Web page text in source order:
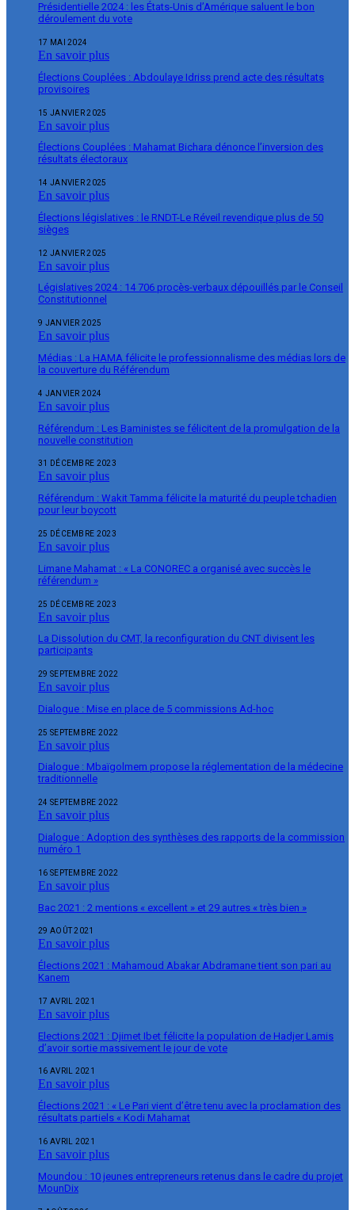
Présidentielle 2024 : les États-Unis d’Amérique saluent le bon
déroulement du vote
17 MAI 2024
En savoir plus
Élections Couplées : Abdoulaye Idriss prend acte des résultats
provisoires
15 JANVIER 2025
En savoir plus
Élections Couplées : Mahamat Bichara dénonce l’inversion des
résultats électoraux
14 JANVIER 2025
En savoir plus
Élections législatives : le RNDT-Le Réveil revendique plus de 50
sièges
12 JANVIER 2025
En savoir plus
Législatives 2024 : 14 706 procès-verbaux dépouillés par le Conseil
Constitutionnel
9 JANVIER 2025
En savoir plus
Médias : La HAMA félicite le professionnalisme des médias lors de
la couverture du Référendum
4 JANVIER 2024
En savoir plus
Référendum : Les Baministes se félicitent de la promulgation de la
nouvelle constitution
31 DÉCEMBRE 2023
En savoir plus
Référendum : Wakit Tamma félicite la maturité du peuple tchadien
pour leur boycott
25 DÉCEMBRE 2023
En savoir plus
Limane Mahamat : « La CONOREC a organisé avec succès le
référendum »
25 DÉCEMBRE 2023
En savoir plus
La Dissolution du CMT, la reconfiguration du CNT divisent les
participants
29 SEPTEMBRE 2022
En savoir plus
Dialogue : Mise en place de 5 commissions Ad-hoc
25 SEPTEMBRE 2022
En savoir plus
Dialogue : Mbaïgolmem propose la réglementation de la médecine
traditionnelle
24 SEPTEMBRE 2022
En savoir plus
Dialogue : Adoption des synthèses des rapports de la commission
numéro 1
16 SEPTEMBRE 2022
En savoir plus
Bac 2021 : 2 mentions « excellent » et 29 autres « très bien »
29 AOÛT 2021
En savoir plus
Élections 2021 : Mahamoud Abakar Abdramane tient son pari au
Kanem
17 AVRIL 2021
En savoir plus
Elections 2021 : Djimet Ibet félicite la population de Hadjer Lamis
d’avoir sortie massivement le jour de vote
16 AVRIL 2021
En savoir plus
Élections 2021 : « Le Pari vient d’être tenu avec la proclamation des
résultats partiels « Kodi Mahamat
16 AVRIL 2021
En savoir plus
Moundou : 10 jeunes entrepreneurs retenus dans le cadre du projet
MounDix